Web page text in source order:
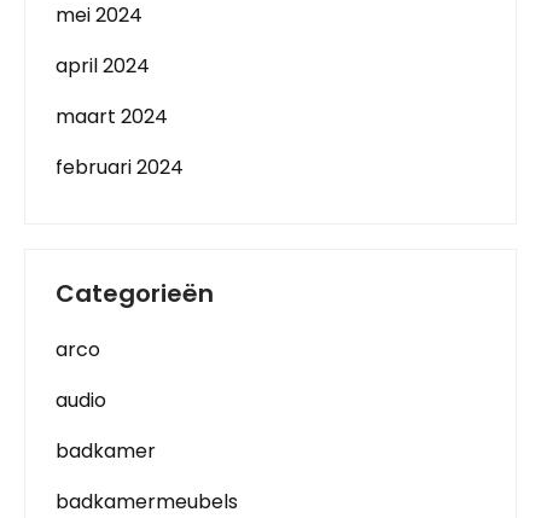
mei 2024
april 2024
maart 2024
februari 2024
Categorieën
arco
audio
badkamer
badkamermeubels